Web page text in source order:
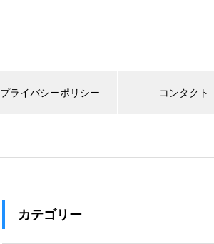
プライバシーポリシー コンタクト
カテゴリー